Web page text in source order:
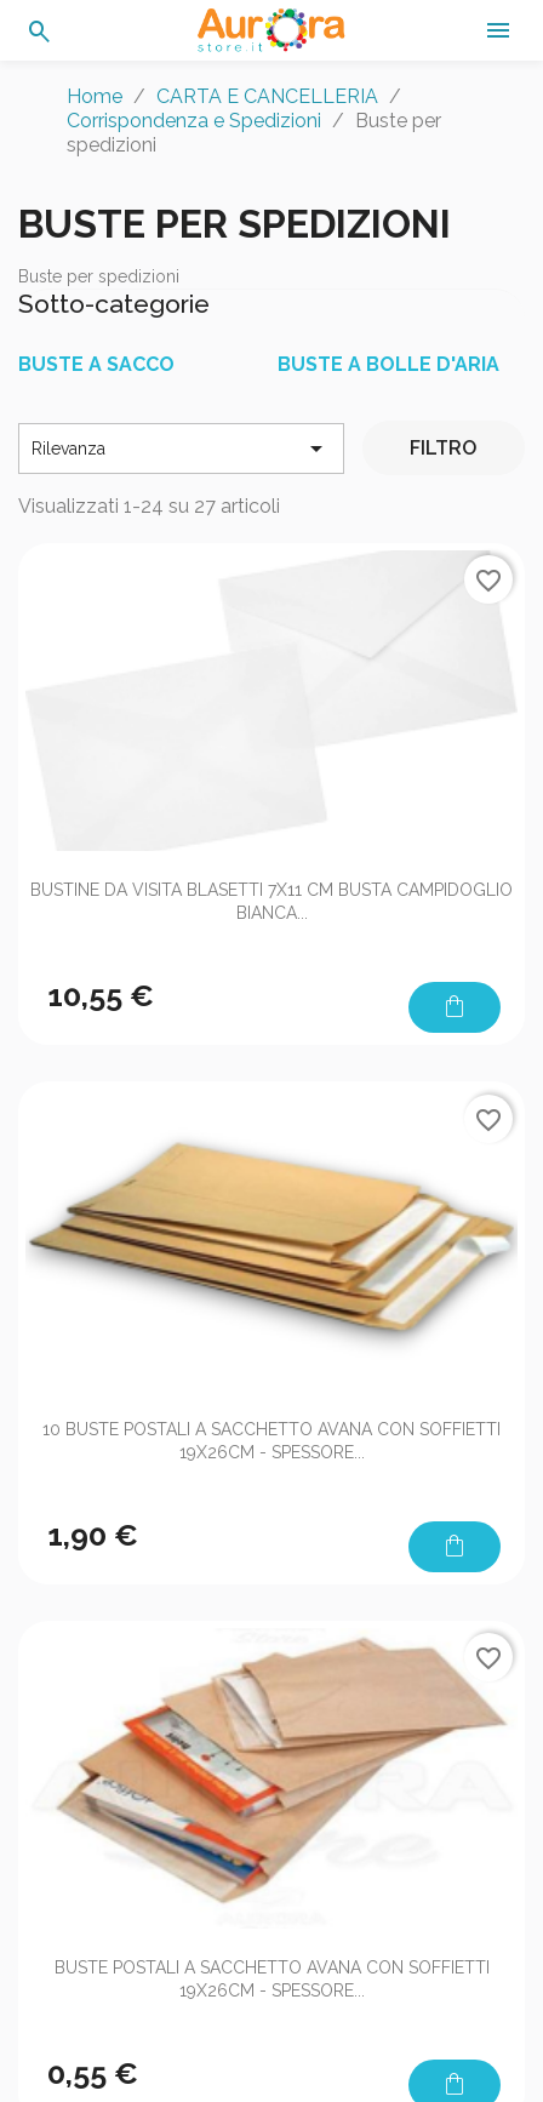
search 
Home
CARTA E CANCELLERIA
Corrispondenza e Spedizioni
Buste per
spedizioni
BUSTE PER SPEDIZIONI
Buste per spedizioni
Sotto-categorie
BUSTE A SACCO BUSTE A BOLLE D'ARIA
Rilevanza  FILTRO
Visualizzati 1-24 su 27 articoli
BUSTINE DA VISITA BLASETTI 7X11 CM BUSTA CAMPIDOGLIO
BIANCA...
10,55 € shopping_bag
favorite_border
10 BUSTE POSTALI A SACCHETTO AVANA CON SOFFIETTI
19X26CM - SPESSORE...
1,90 € shopping_bag
favorite_border
BUSTE POSTALI A SACCHETTO AVANA CON SOFFIETTI
19X26CM - SPESSORE...
0,55 € shopping_bag
favorite_border